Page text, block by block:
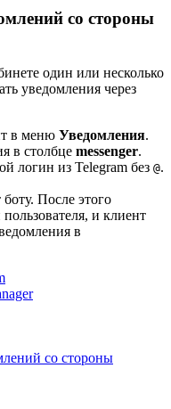
со стороны
один или несколько
уведомления через
в меню Уведомления.
в столбце messenger.
логин из Telegram без @.
После этого
и клиент
в
со стороны